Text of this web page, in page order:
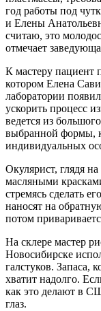
год работы под
и Елены
считаю, это
отмечает
К мастеру пациент
котором Елена
лаборатории
ускорить процесс
ведется из
выбранной формы,
индивидуальных
Окулярист, глядя
масляными
стремясь сделать
наносят на
потом
На склере мастер
Новосибирске
галстуков. Запаса,
хватит надолго.
как это делают в
глаз.